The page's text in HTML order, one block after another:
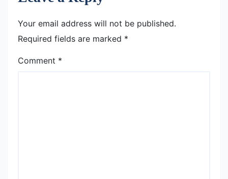
Your email address will not be published.
Required fields are marked *
Comment *